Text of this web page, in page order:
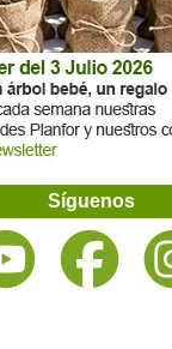
Síguenos